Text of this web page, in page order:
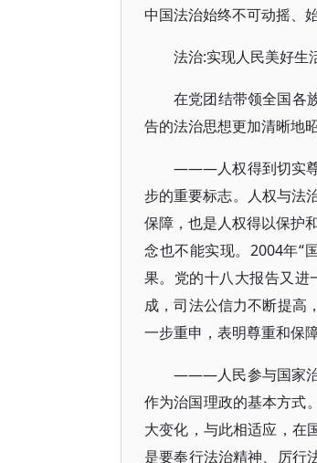
中国法治始终不可动摇、
法治:实现人民美好生
在党团结带领全国各
告的法治思想更加清晰地
———人权得到切实尊
步的重要标志。人权与法
保障，也是人权得以保护
念也不能实现。2004年“
果。党的十八大报告又进
成，司法公信力不断提高
一步重申，表明尊重和保
———人民参与国家治
作为治国理政的基本方式
大变化，与此相适应，在
是要奉行法治精神、厉行